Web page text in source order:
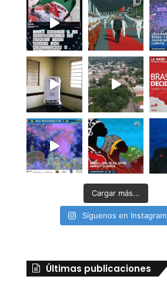
Cargar más...
Síguenos en Instagram
Últimas publicaciones